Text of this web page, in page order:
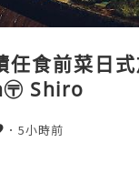
任食前菜日
Shiro
5小時前